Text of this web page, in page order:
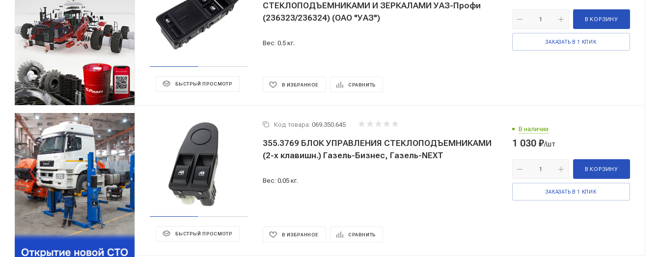
БЫСТРЫЙ ПРОСМОТР
СТЕКЛОПОДЪЕМНИКАМИ И ЗЕРКАЛАМИ УАЗ-Профи
(236323/236324) (ОАО "УАЗ")
Вес: 0.5 кг.
В ИЗБРАННОЕ СРАВНИТЬ
В КОРЗИНУ
ЗАКАЗАТЬ В 1 КЛИК
БЫСТРЫЙ ПРОСМОТР
Код товара: 069.350.645
355.3769 БЛОК УПРАВЛЕНИЯ СТЕКЛОПОДЪЕМНИКАМИ
(2-х клавишн.) Газель-Бизнес, Газель-NEXT
Вес: 0.05 кг.
В ИЗБРАННОЕ СРАВНИТЬ
В наличии
1 030 ₽/шт
В КОРЗИНУ
ЗАКАЗАТЬ В 1 КЛИК